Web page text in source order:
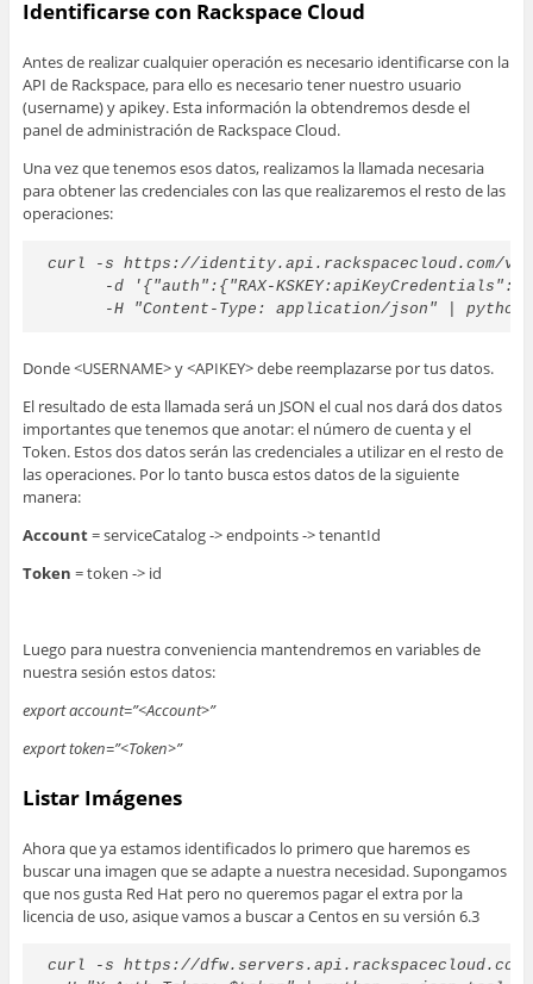
Identificarse con Rackspace Cloud
Antes de realizar cualquier operación es necesario identificarse con la
API de Rackspace, para ello es necesario tener nuestro usuario
(username) y apikey. Esta información la obtendremos desde el
panel de administración de Rackspace Cloud.
Una vez que tenemos esos datos, realizamos la llamada necesaria
para obtener las credenciales con las que realizaremos el resto de las
operaciones:
curl -s https://identity.api.rackspacecloud.com/
-d '{"auth":{"RAX-
-H "Content-Type: application/json" | python
Donde <USERNAME> y <APIKEY> debe reemplazarse por tus datos.
El resultado de esta llamada será un JSON el cual nos dará dos datos
importantes que tenemos que anotar: el número de cuenta y el
Token. Estos dos datos serán las credenciales a utilizar en el resto de
las operaciones. Por lo tanto busca estos datos de la siguiente
manera:
Account= serviceCatalog -> endpoints -> tenantId
Token = token -> id
Luego para nuestra conveniencia mantendremos en variables de
nuestra sesión estos datos:
export account=”<Account>”
export token=”<Token>”
Listar Imágenes
Ahora que ya estamos identificados lo primero que haremos es
buscar una imagen que se adapte a nuestra necesidad. Supongamos
que nos gusta Red Hat pero no queremos pagar el extra por la
licencia de uso, asique vamos a buscar a Centos en su versión 6.3
curl -s https://